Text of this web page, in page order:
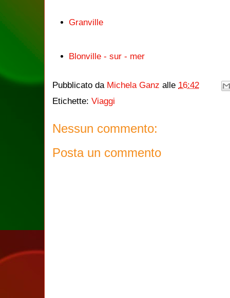
Granville
Blonville - sur - mer
Pubblicato da Michela Ganz alle 16:42
Etichette: Viaggi
Nessun commento:
Posta un commento